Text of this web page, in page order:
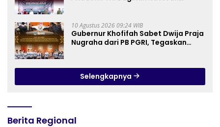
Pasuruan, Tegaskan Generasi Muda
adalah Penentu Terwujudnya
Indonesia Emas 2045
10 Agustus 2026 09:24 WIB
Gubernur Khofifah Sabet Dwija Praja
Nugraha dari PB PGRI, Tegaskan
Selengkapnya
Berita Regional